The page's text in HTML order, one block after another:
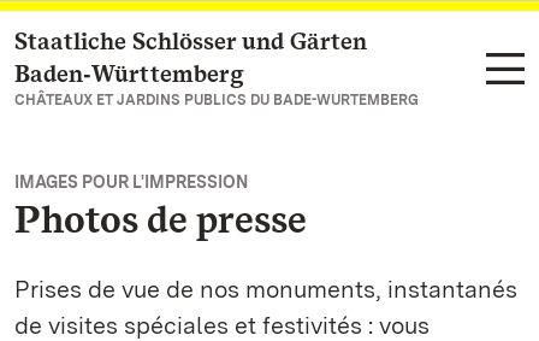
Vers la page d’accueil
Staatliche Schlösser und Gärten
Baden‑Württemberg
CHÂTEAUX ET JARDINS PUBLICS DU BADE-WURTEMBERG
IMAGES POUR L'IMPRESSION
Photos de presse
Prises de vue de nos monuments, instantanés
de visites spéciales et festivités : vous